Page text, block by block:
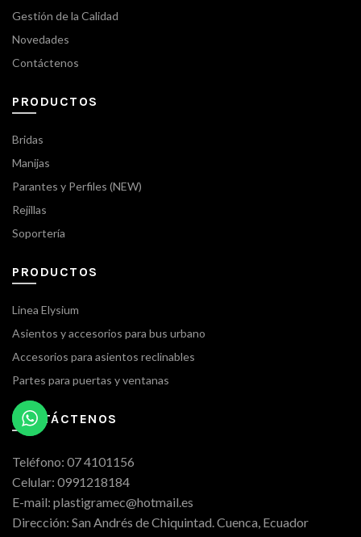
Gestión de la Calidad
Novedades
Contáctenos
PRODUCTOS
Bridas
Manijas
Parantes y Perfiles (NEW)
Rejillas
Soportería
PRODUCTOS
Linea Elysium
Asientos y accesorios para bus urbano
Accesorios para asientos reclinables
Partes para puertas y ventanas
CONTÁCTENOS
Teléfono: 07 4101156
Celular: 0991218184
E-mail: plastigramec@hotmail.es
Dirección: San Andrés de Chiquintad. Cuenca, Ecuador